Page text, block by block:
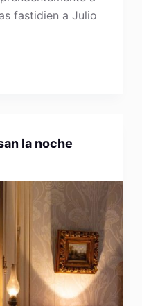
fastidien a Julio
la noche